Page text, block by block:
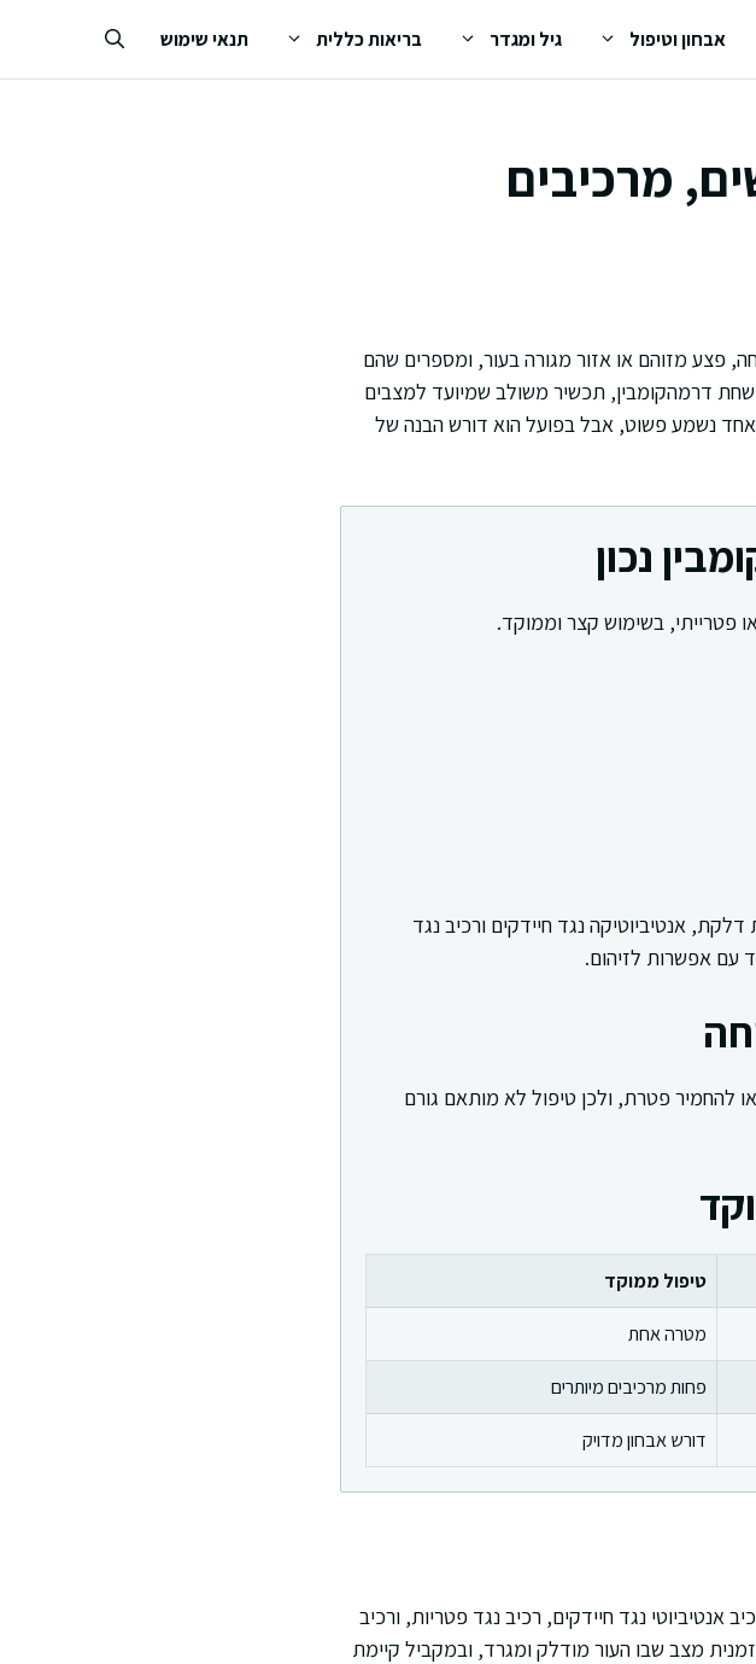
אבחון וטיפול גיל ומגדר בריאות כללית תנאי שימוש
מרכיבים
פצע מזוהם או אזור מגורה בעור, ומספרים שהם
דרמהקומבין, תכשיר משולב שמיועד למצבים
נשמע פשוט, אבל בפועל הוא דורש הבנה של
נכון
פטרייתי, בשימוש קצר וממוקד.
אנטיביוטיקה נגד חיידקים ורכיב נגד
עם אפשרות לזיהום.
להחמיר פטרת, ולכן טיפול לא מותאם גורם
טיפול ממוקד
מטרה אחת
פחות מרכיבים מיותרים
דורש אבחון מדויק
נגד חיידקים, רכיב נגד פטריות, ורכיב
מצב שבו העור מודלק ומגרד, ובמקביל קיימת